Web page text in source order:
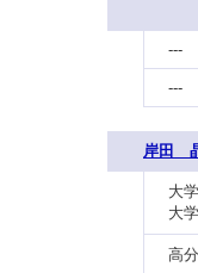
---
---
岸田
大
大
高